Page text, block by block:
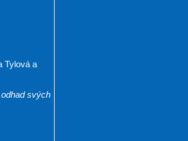
Tylová a
svých